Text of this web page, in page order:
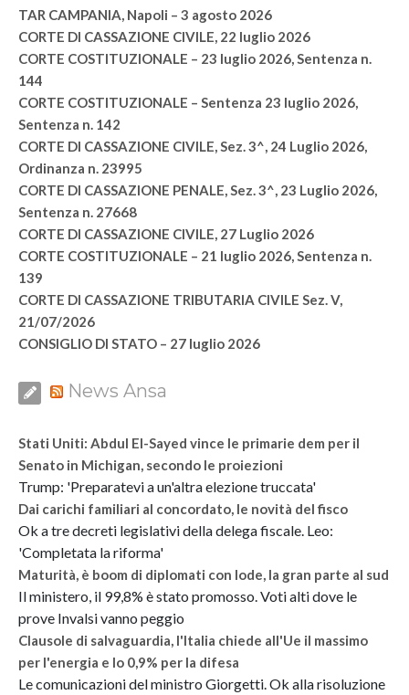
TAR CAMPANIA, Napoli – 3 agosto 2026
CORTE DI CASSAZIONE CIVILE, 22 luglio 2026
CORTE COSTITUZIONALE – 23 luglio 2026, Sentenza n.
144
CORTE COSTITUZIONALE – Sentenza 23 luglio 2026,
Sentenza n. 142
CORTE DI CASSAZIONE CIVILE, Sez. 3^, 24 Luglio 2026,
Ordinanza n. 23995
CORTE DI CASSAZIONE PENALE, Sez. 3^, 23 Luglio 2026,
Sentenza n. 27668
CORTE DI CASSAZIONE CIVILE, 27 Luglio 2026
CORTE COSTITUZIONALE – 21 luglio 2026, Sentenza n.
139
CORTE DI CASSAZIONE TRIBUTARIA CIVILE Sez. V,
21/07/2026
CONSIGLIO DI STATO – 27 luglio 2026
News Ansa
Stati Uniti: Abdul El-Sayed vince le primarie dem per il
Senato in Michigan, secondo le proiezioni
Trump: 'Preparatevi a un'altra elezione truccata'
Dai carichi familiari al concordato, le novità del fisco
Ok a tre decreti legislativi della delega fiscale. Leo:
'Completata la riforma'
Maturità, è boom di diplomati con lode, la gran parte al sud
Il ministero, il 99,8% è stato promosso. Voti alti dove le
prove Invalsi vanno peggio
Clausole di salvaguardia, l'Italia chiede all'Ue il massimo
per l'energia e lo 0,9% per la difesa
Le comunicazioni del ministro Giorgetti. Ok alla risoluzione